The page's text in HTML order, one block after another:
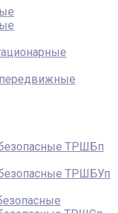
ТРШБп
ТРШБУп